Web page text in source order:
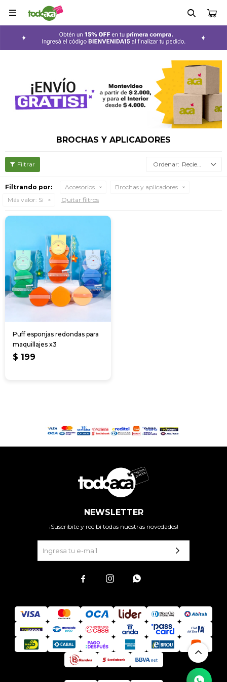

BROCHAS Y APLICADORES
Recientes
Filtrando por: Accesorios
Brochas y aplicadores
Más valor: Si Quitar filtros
Puff esponjas redondas para
maquillajes x3
$ 199
NEWSLETTER
¡Suscribite y recibí todas nuestras novedades!
  